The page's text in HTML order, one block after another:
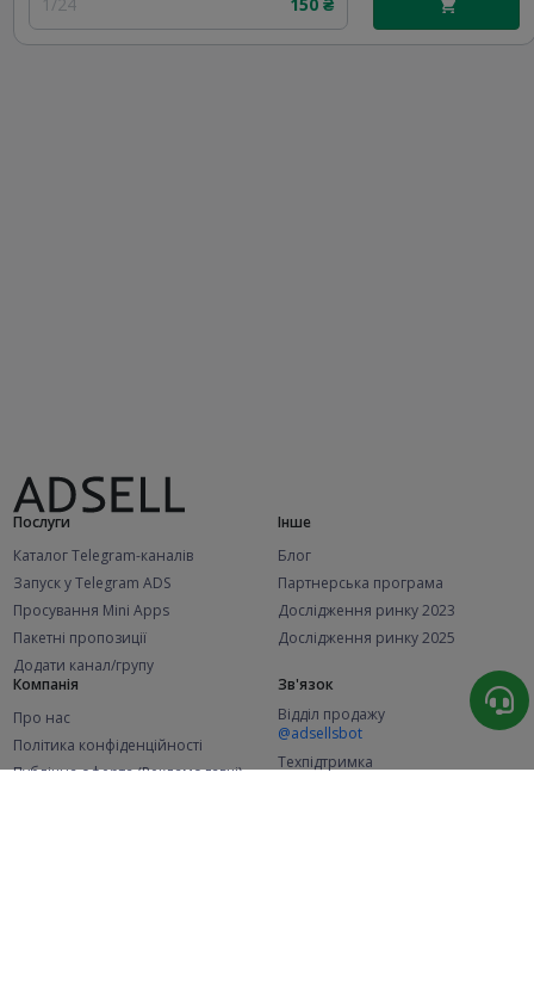
Послуги
Каталог Telegram-каналів
Запуск у Telegram ADS
Просування Mini Apps
Пакетні пропозиції
Додати канал/групу
Інше
Блог
Партнерська програма
Дослідження ринку 2023
Дослідження ринку 2025
Компанія
Про нас
Політика конфіденційності
Публічна оферта (Рекламодавці)
Зв'язок
Відділ продажу
@adsellsbot
Техпідтримка